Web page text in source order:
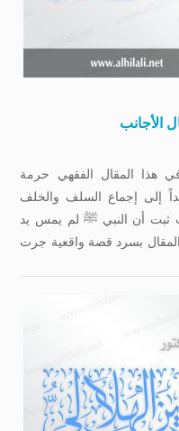
الأجانب
في هذا المقال الفقهي حرمة
إلى إجماع السلف والخلف
ثبت أن النبي ﷺ لم يمس يد
بسرد قصة واقعية جرت